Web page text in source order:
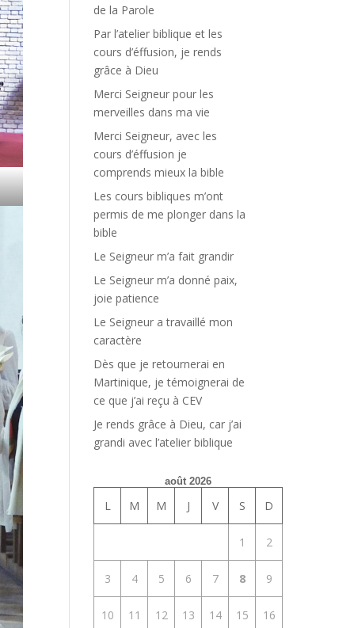
de la Parole
Par l’atelier biblique et les
cours d’éffusion, je rends
grâce à Dieu
Merci Seigneur pour les
merveilles dans ma vie
Merci Seigneur, avec les
cours d’éffusion je
comprends mieux la bible
Les cours bibliques m’ont
permis de me plonger dans la
bible
Le Seigneur m’a fait grandir
Le Seigneur m’a donné paix,
joie patience
Le Seigneur a travaillé mon
caractère
Dès que je retournerai en
Martinique, je témoignerai de
ce que j’ai reçu à CEV
Je rends grâce à Dieu, car j’ai
grandi avec l’atelier biblique
août 2026
L M M J V S D
1 2
3 4 5 6 7 8 9
10 11 12 13 14 15 16